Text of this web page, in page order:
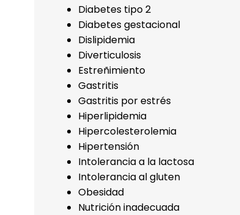
Diabetes tipo 2
Diabetes gestacional
Dislipidemia
Diverticulosis
Estreñimiento
Gastritis
Gastritis por estrés
Hiperlipidemia
Hipercolesterolemia
Hipertensión
Intolerancia a la lactosa
Intolerancia al gluten
Obesidad
Nutrición inadecuada